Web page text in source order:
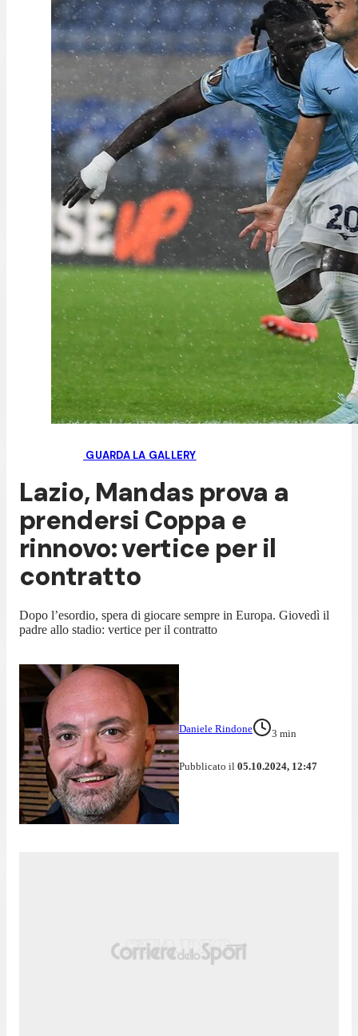
GUARDA LA GALLERY
Lazio, Mandas prova a
prendersi Coppa e
rinnovo: vertice per il
contratto
Dopo l’esordio, spera di giocare sempre in Europa. Giovedì il
padre allo stadio: vertice per il contratto
Daniele Rindone 3 min
Pubblicato il 05.10.2024, 12:47